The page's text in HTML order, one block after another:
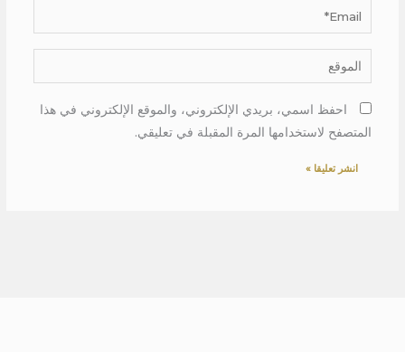
Email*
الموقع
احفظ اسمي، بريدي الإلكتروني، والموقع الإلكتروني في هذا
المتصفح لاستخدامها المرة المقبلة في تعليقي.